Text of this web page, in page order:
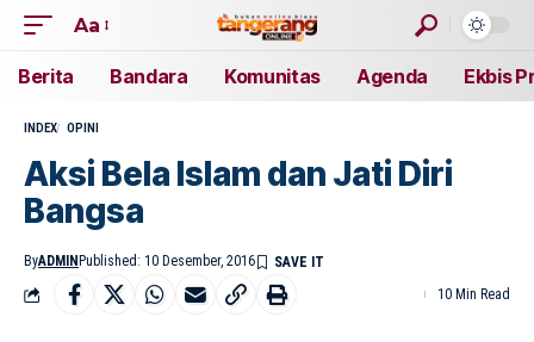
Aa
Berita Bandara Komunitas Agenda Ekbis
INDEX OPINI
​Aksi Bela Islam dan Jati Diri
Bangsa
ByADMIN Published: 10 Desember, 2016
10 Min Read